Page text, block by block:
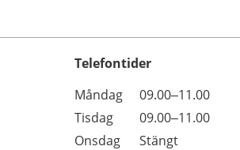
Telefontider
Dag
Öppettider
Kommentarer
Måndag
09.00–11.00
Tisdag
09.00–11.00
Onsdag
Stängt